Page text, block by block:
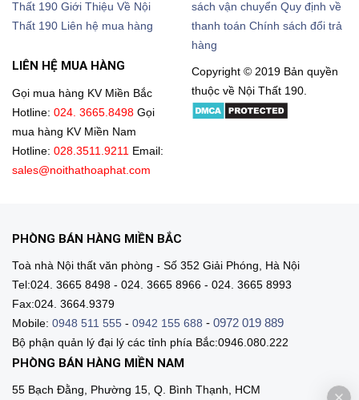
Thất 190 Giới Thiệu Về Nội
Thất 190 Liên hệ mua hàng
sách vận chuyển Quy định về
thanh toán Chính sách đổi trả
hàng
LIÊN HỆ MUA HÀNG
Gọi mua hàng KV Miền Bắc
Hotline: 024. 3665.8498 Gọi
mua hàng KV Miền Nam
Hotline: 028.3511.9211 Email:
sales@noithathoaphat.com
Copyright © 2019 Bản quyền
thuộc về Nội Thất 190.
PHÒNG BÁN HÀNG MIỀN BẮC
Toà nhà Nội thất văn phòng - Số 352 Giải Phóng, Hà Nội
Tel:024. 3665 8498 - 024. 3665 8966 - 024. 3665 8993
Fax:024. 3664.9379
Mobile: 0948 511 555 - 0942 155 688 - 0972 019 889
Bộ phận quản lý đại lý các tỉnh phía Bắc:0946.080.222
PHÒNG BÁN HÀNG MIỀN NAM
55 Bạch Đằng, Phường 15, Q. Bình Thạnh, HCM